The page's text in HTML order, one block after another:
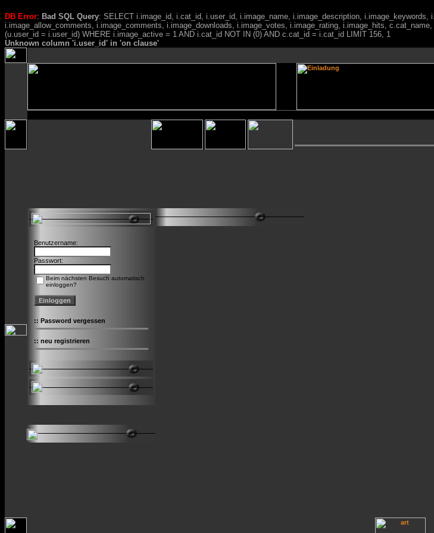
DB Error: Bad SQL Query: SELECT i.image_id, i.cat_id, i.user_id, i.image_name, i.image_description,
i.image_allow_comments, i.image_comments, i.image_downloads, i.image_votes, i.image_rating, i.image_hits,
(u.user_id = i.user_id) WHERE i.image_active = 1 AND i.cat_id NOT IN (0) AND c.cat_id = i.cat_id LIMIT 156, 1
Unknown column 'i.user_id' in 'on clause'
Benutzername:
Passwort:
Beim nächsten Besuch automatisch
einloggen?
:: Password vergessen
:: neu registrieren